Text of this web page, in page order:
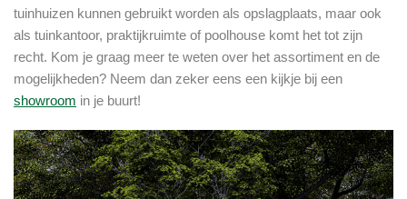
tuinhuizen kunnen gebruikt worden als opslagplaats, maar ook
als tuinkantoor, praktijkruimte of poolhouse komt het tot zijn
recht. Kom je graag meer te weten over het assortiment en de
mogelijkheden? Neem dan zeker eens een kijkje bij een
showroom in je buurt!